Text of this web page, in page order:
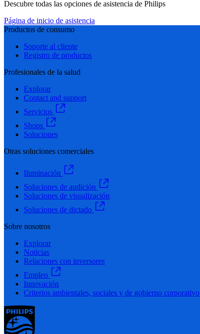
Descubre todas las opciones de asistencia de Philips
Página de inicio de asistencia
Productos de consumo
Soporte al cliente
Registro de productos
Profesionales de la salud
Explorar
Contact and support
Servicios
Shops
Soluciones
Otras soluciones comerciales
Iluminación
Soluciones de audición
Soluciones de visualización
Soluciones de dictado
Sobre nosotros
Explorar
Noticias
Relaciones con inversores
Empleo
Innovación
Criterios ambientales, sociales y de gobierno corporativo